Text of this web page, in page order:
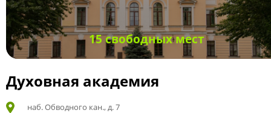
15 свободных мест
Духовная академия
наб. Обводного кан., д. 7